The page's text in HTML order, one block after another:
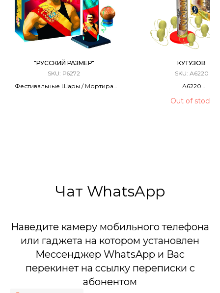
"РУССКИЙ РАЗМЕР"
SKU: Р6272
Фестивальные Шары / Мортира
КУТУЗОВ
SKU: А6220
А6220
12 ЗАРЯДОВ / 1,75
Out of stock
Чат WhatsApp
Наведите камеру мобильного телефона
или гаджета на котором установлен
Мессенджер WhatsApp и Вас
перекинет на ссылку переписки с
абонентом